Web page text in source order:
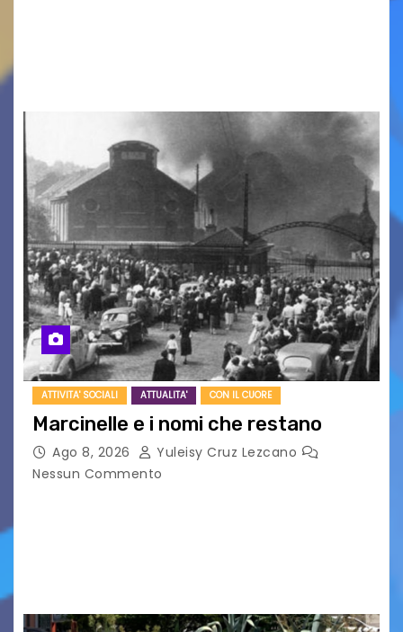
ATTIVITA' SOCIALI ATTUALITA' CON IL CUORE
Marcinelle e i nomi che restano
Ago 8, 2026
Yuleisy Cruz Lezcano
Nessun Commento